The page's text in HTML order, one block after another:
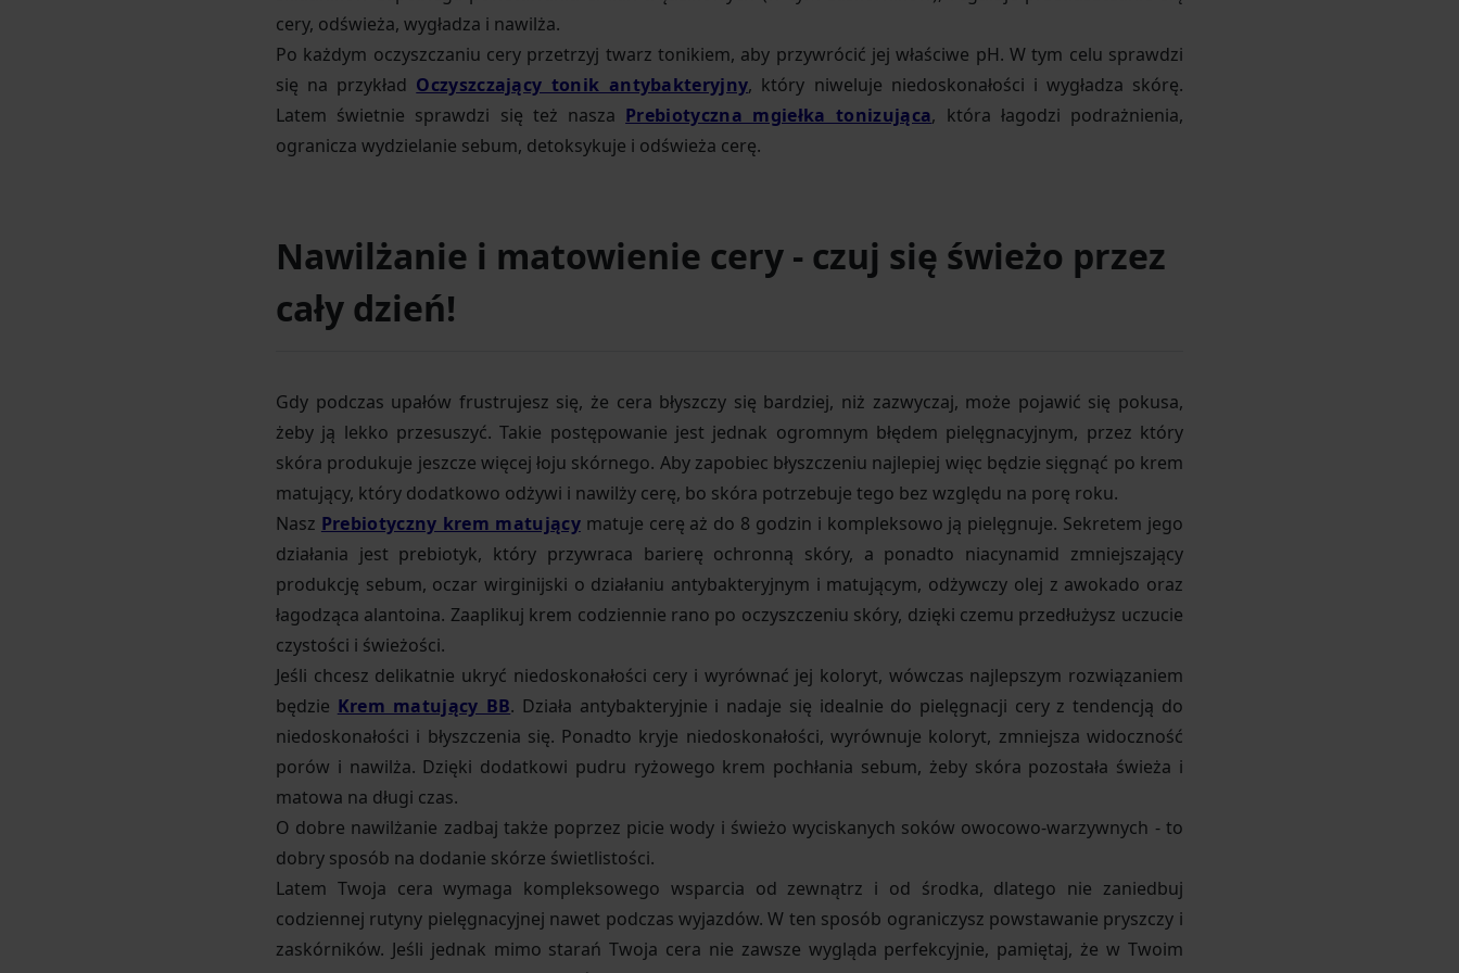
cery, odświeża, wygładza i nawilża.
Po każdym oczyszczaniu cery przetrzyj twarz tonikiem, aby przywrócić jej właściwe pH. W tym celu sprawdzi
się na przykład Oczyszczający tonik antybakteryjny, który niweluje niedoskonałości i wygładza skórę.
Latem świetnie sprawdzi się też nasza Prebiotyczna mgiełka tonizująca, która łagodzi podrażnienia,
ogranicza wydzielanie sebum, detoksykuje i odświeża cerę.
Nawilżanie i matowienie cery - czuj się świeżo przez
cały dzień!
Gdy podczas upałów frustrujesz się, że cera błyszczy się bardziej, niż zazwyczaj, może pojawić się pokusa,
żeby ją lekko przesuszyć. Takie postępowanie jest jednak ogromnym błędem pielęgnacyjnym, przez który
skóra produkuje jeszcze więcej łoju skórnego. Aby zapobiec błyszczeniu najlepiej więc będzie sięgnąć po krem
matujący, który dodatkowo odżywi i nawilży cerę, bo skóra potrzebuje tego bez względu na porę roku.
Nasz Prebiotyczny krem matującymatuje cerę aż do 8 godzin i kompleksowo ją pielęgnuje. Sekretem jego
działania jest prebiotyk, który przywraca barierę ochronną skóry, a ponadto niacynamid zmniejszający
produkcję sebum, oczar wirginijski o działaniu antybakteryjnym i matującym, odżywczy olej z awokado oraz
łagodząca alantoina. Zaaplikuj krem codziennie rano po oczyszczeniu skóry, dzięki czemu przedłużysz uczucie
czystości i świeżości.
Jeśli chcesz delikatnie ukryć niedoskonałości cery i wyrównać jej koloryt, wówczas najlepszym rozwiązaniem
będzie Krem matujący BB. Działa antybakteryjnie i nadaje się idealnie do pielęgnacji cery z tendencją do
niedoskonałości i błyszczenia się. Ponadto kryje niedoskonałości, wyrównuje koloryt, zmniejsza widoczność
porów i nawilża. Dzięki dodatkowi pudru ryżowego krem pochłania sebum, żeby skóra pozostała świeża i
matowa na długi czas.
O dobre nawilżanie zadbaj także poprzez picie wody i świeżo wyciskanych soków owocowo-warzywnych - to
dobry sposób na dodanie skórze świetlistości.
Latem Twoja cera wymaga kompleksowego wsparcia od zewnątrz i od środka, dlatego nie zaniedbuj
codziennej rutyny pielęgnacyjnej nawet podczas wyjazdów. W ten sposób ograniczysz powstawanie pryszczy i
zaskórników. Jeśli jednak mimo starań Twoja cera nie zawsze wygląda perfekcyjnie, pamiętaj, że w Twoim